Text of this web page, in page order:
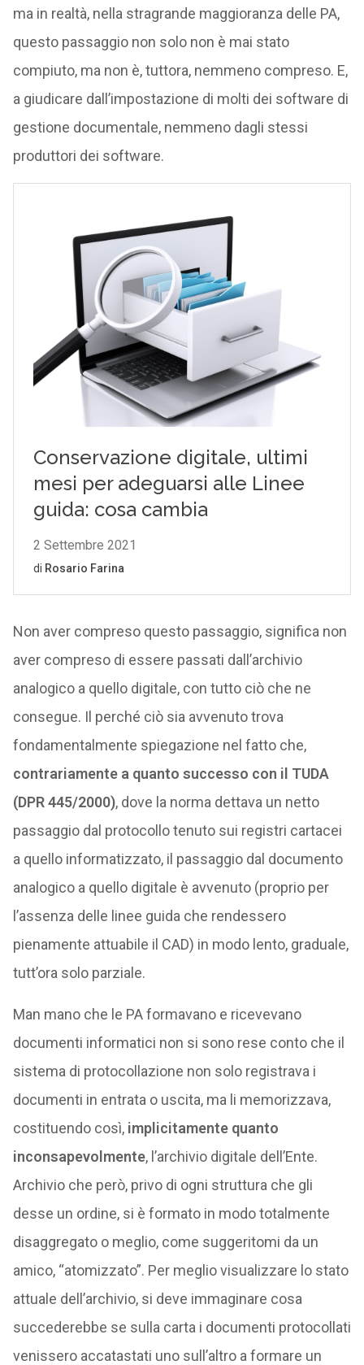
ma in realtà, nella stragrande maggioranza delle PA,
questo passaggio non solo non è mai stato
compiuto, ma non è, tuttora, nemmeno compreso. E,
a giudicare dall’impostazione di molti dei software di
gestione documentale, nemmeno dagli stessi
produttori dei software.
Non aver compreso questo passaggio, significa non
aver compreso di essere passati dall’archivio
analogico a quello digitale, con tutto ciò che ne
consegue. Il perché ciò sia avvenuto trova
fondamentalmente spiegazione nel fatto che,
contrariamente a quanto successo con il TUDA
(DPR 445/2000), dove la norma dettava un netto
passaggio dal protocollo tenuto sui registri cartacei
a quello informatizzato, il passaggio dal documento
analogico a quello digitale è avvenuto (proprio per
l’assenza delle linee guida che rendessero
pienamente attuabile il CAD) in modo lento, graduale,
tutt’ora solo parziale.
Man mano che le PA formavano e ricevevano
documenti informatici non si sono rese conto che il
sistema di protocollazione non solo registrava i
documenti in entrata o uscita, ma li memorizzava,
costituendo così,implicitamente quanto
inconsapevolmente, l’archivio digitale dell’Ente.
Archivio che però, privo di ogni struttura che gli
desse un ordine, si è formato in modo totalmente
disaggregato o meglio, come suggeritomi da un
amico, “atomizzato”. Per meglio visualizzare lo stato
attuale dell’archivio, si deve immaginare cosa
succederebbe se sulla carta i documenti protocollati
venissero accatastati uno sull’altro a formare un